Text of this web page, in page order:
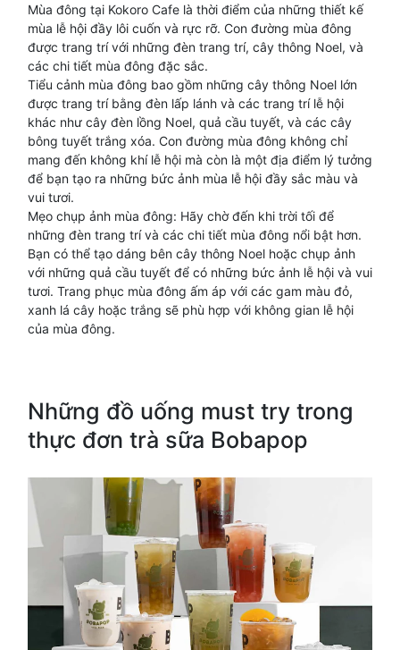
Mùa đông tại Kokoro Cafe là thời điểm của những thiết kế
mùa lễ hội đầy lôi cuốn và rực rỡ. Con đường mùa đông
được trang trí với những đèn trang trí, cây thông Noel, và
các chi tiết mùa đông đặc sắc.
Tiểu cảnh mùa đông bao gồm những cây thông Noel lớn
được trang trí bằng đèn lấp lánh và các trang trí lễ hội
khác như cây đèn lồng Noel, quả cầu tuyết, và các cây
bông tuyết trắng xóa. Con đường mùa đông không chỉ
mang đến không khí lễ hội mà còn là một địa điểm lý tưởng
để bạn tạo ra những bức ảnh mùa lễ hội đầy sắc màu và
vui tươi.
Mẹo chụp ảnh mùa đông: Hãy chờ đến khi trời tối để
những đèn trang trí và các chi tiết mùa đông nổi bật hơn.
Bạn có thể tạo dáng bên cây thông Noel hoặc chụp ảnh
với những quả cầu tuyết để có những bức ảnh lễ hội và vui
tươi. Trang phục mùa đông ấm áp với các gam màu đỏ,
xanh lá cây hoặc trắng sẽ phù hợp với không gian lễ hội
của mùa đông.
Những đồ uống must try trong
thực đơn trà sữa Bobapop